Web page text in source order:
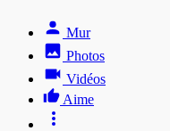
Mur
Photos
Vidéos
Aime